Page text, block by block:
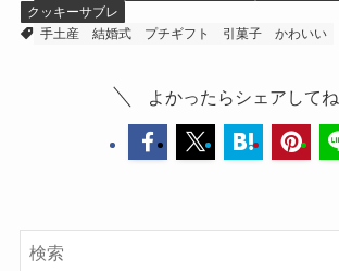
クッキーサブレ
手土産
結婚式 プチギフト 引菓子 かわいい
よかったらシェアしてね